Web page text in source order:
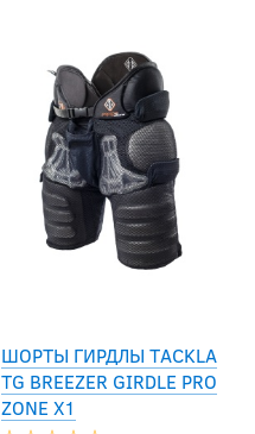
ШОРТЫ ГИРДЛЫ ТACKLA
TG BREEZER GIRDLE PRO
ZONE X1